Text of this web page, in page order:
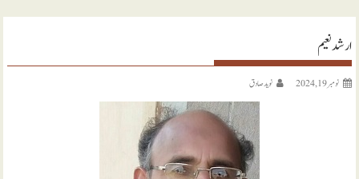
ارشد نعیم
نومبر 19, 2024 نويد صادق